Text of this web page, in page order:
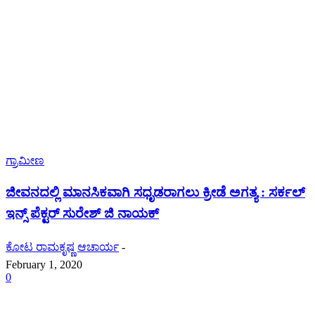
ಗ್ರಾಮೀಣ
ಜೀವನದಲ್ಲಿ ಮಾನಸಿಕವಾಗಿ ಸಧೃಡರಾಗಲು ಕ್ರೀಡೆ ಅಗತ್ಯ : ಸರ್ಕಲ್
ಇನ್ಸ್ ಪೆಕ್ಟರ್ ಸುರೇಶ್ ಜಿ ನಾಯಕ್
ಕೋಟ ರಾಮಕೃಷ್ಣ ಆಚಾರ್ಯ -
February 1, 2020
0